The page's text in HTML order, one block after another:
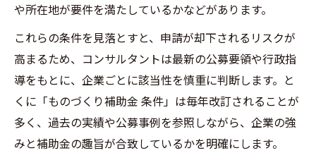
や所在地が要件を満たしているかなどがあります。
これらの条件を見落とすと、申請が却下されるリスクが
高まるため、コンサルタントは最新の公募要領や行政指
導をもとに、企業ごとに該当性を慎重に判断します。と
くに「ものづくり補助金 条件」は毎年改訂されることが
多く、過去の実績や公募事例を参照しながら、企業の強
みと補助金の趣旨が合致しているかを明確にします。